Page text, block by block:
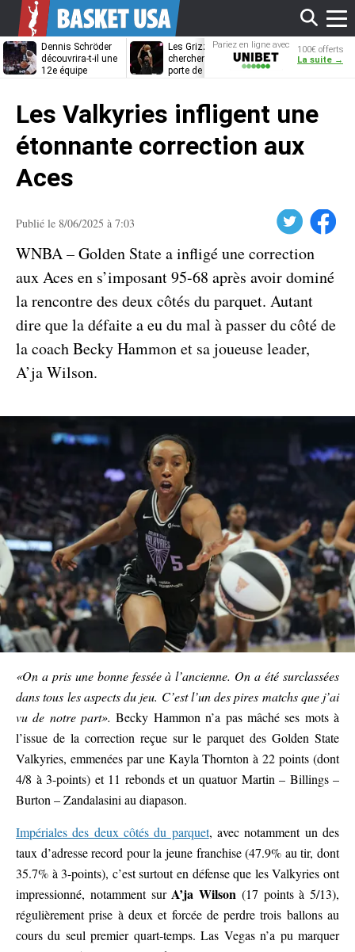
Dennis Schröder
découvrira-t-il une
12e équipe
Les Grizzlies
cherchent déjà une
porte de sortie
Dwane Casey
bientôt coach
Pariez en ligne avec
Unibet
100€ offerts
La suite →
Les Valkyries infligent une
étonnante correction aux
Aces
Publié le 8/06/2025 à 7:03 Facebook
WNBA – Golden State a infligé une correction
aux Aces en s’imposant 95-68 après avoir dominé
la rencontre des deux côtés du parquet. Autant
dire que la défaite a eu du mal à passer du côté de
la coach Becky Hammon et sa joueuse leader,
A’ja Wilson.
«On a pris une bonne fessée à l’ancienne. On a été surclassées
dans tous les aspects du jeu. C’est l’un des pires matchs que j’ai
vu de notre part». Becky Hammon n’a pas mâché ses mots à
l’issue de la correction reçue sur le parquet des Golden State
Valkyries, emmenées par une Kayla Thornton à 22 points (dont
4/8 à 3-points) et 11 rebonds et un quatuor Martin – Billings –
Burton – Zandalasini au diapason.
Impériales des deux côtés du parquet, avec notamment un des
taux d’adresse record pour la jeune franchise (47.9% au tir, dont
35.7% à 3-points), c’est surtout en défense que les Valkyries ont
impressionné, notamment surA’ja Wilson (17 points à 5/13),
régulièrement prise à deux et forcée de perdre trois ballons au
cours du seul premier quart-temps. Las Vegas n’a pu marquer